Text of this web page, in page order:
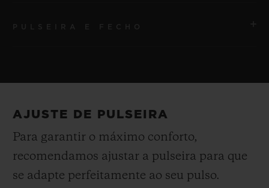
Aprox. 48 Horas
PULSEIRA
FECHO
Fecho-fivela dobrável especial em cerâmica preta e
titânio banhado em preto
AJUSTE DE PULSEIRA
Para garantir o máximo conforto,
recomendamos ajustar a pulseira para que
se adapte perfeitamente ao seu pulso.